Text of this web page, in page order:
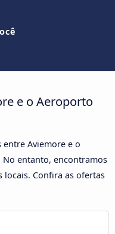
e o Aeroporto
Aviemore e o
entanto, encontramos
locais. Confira as ofertas